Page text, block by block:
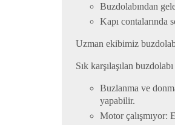
Buzdolabından
Kapı contalarında
Uzman ekibimiz
Sık karşılaşılan buzdolabı
Buzlanma ve
yapabilir.
Motor çalışmıyor: